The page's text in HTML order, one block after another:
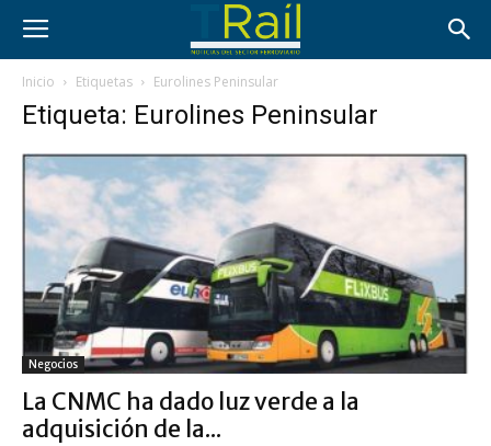
Inicio Etiquetas Eurolines Peninsular
Etiqueta: Eurolines Peninsular
Negocios
La CNMC ha dado luz verde a la
adquisición de la...